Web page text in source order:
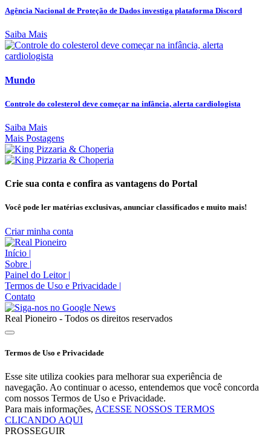
Agência Nacional de Proteção de Dados investiga plataforma Discord
Saiba Mais
Mundo
Controle do colesterol deve começar na infância, alerta cardiologista
Saiba Mais
Mais Postagens
Crie sua conta e confira as vantagens do Portal
Você pode ler matérias exclusivas, anunciar classificados e muito mais!
Criar minha conta
Início |
Sobre |
Painel do Leitor |
Termos de Uso e Privacidade |
Contato
Real Pioneiro - Todos os direitos reservados
Termos de Uso e Privacidade
Esse site utiliza cookies para melhorar sua experiência de
navegação. Ao continuar o acesso, entendemos que você concorda
com nossos Termos de Uso e Privacidade.
Para mais informações, ACESSE NOSSOS TERMOS
CLICANDO AQUI
PROSSEGUIR